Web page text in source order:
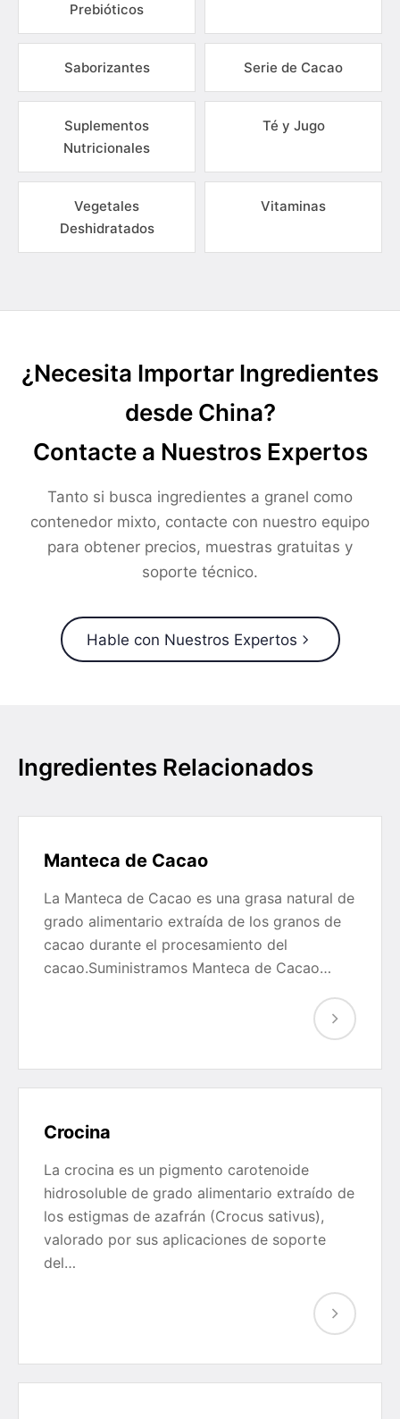
Prebióticos
Saborizantes Serie de Cacao
Suplementos
Nutricionales
Té y Jugo
Vegetales
Deshidratados
Vitaminas
¿Necesita Importar Ingredientes
desde China?
Contacte a Nuestros Expertos
Tanto si busca ingredientes a granel como
contenedor mixto, contacte con nuestro equipo
para obtener precios, muestras gratuitas y
soporte técnico.
Hable con Nuestros Expertos
Ingredientes Relacionados
Manteca de Cacao
La Manteca de Cacao es una grasa natural de
grado alimentario extraída de los granos de
cacao durante el procesamiento del
cacao.Suministramos Manteca de Cacao…
Crocina
La crocina es un pigmento carotenoide
hidrosoluble de grado alimentario extraído de
los estigmas de azafrán (Crocus sativus),
valorado por sus aplicaciones de soporte
del…